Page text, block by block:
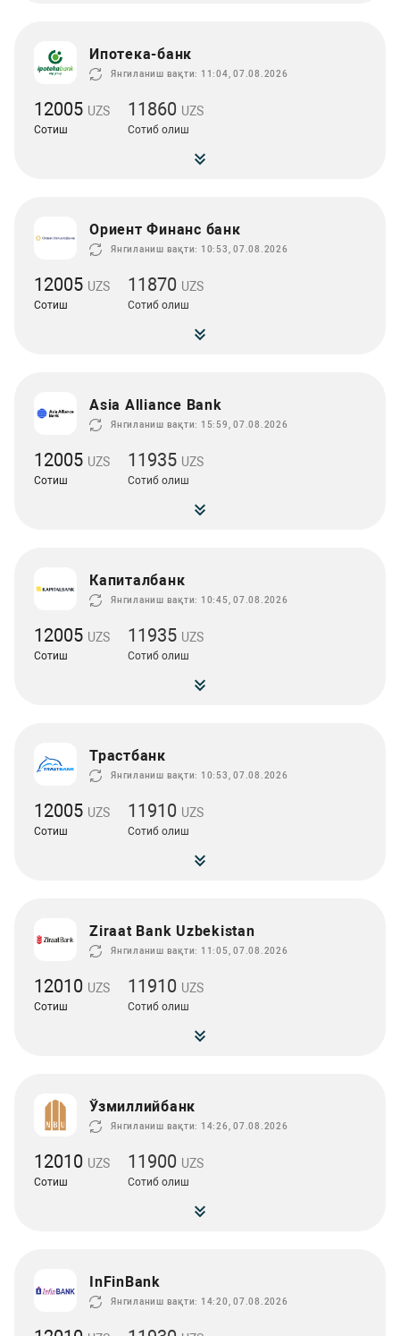
Ипотека-банк
Янгиланиш вақти: 11:04, 07.08.2026
12005 UZS
Сотиш
11860 UZS
Сотиб олиш
Ориент Финанс банк
Янгиланиш вақти: 10:53, 07.08.2026
12005 UZS
Сотиш
11870 UZS
Сотиб олиш
Asia Alliance Bank
Янгиланиш вақти: 15:59, 07.08.2026
12005 UZS
Сотиш
11935 UZS
Сотиб олиш
Капиталбанк
Янгиланиш вақти: 10:45, 07.08.2026
12005 UZS
Сотиш
11935 UZS
Сотиб олиш
Трастбанк
Янгиланиш вақти: 10:53, 07.08.2026
12005 UZS
Сотиш
11910 UZS
Сотиб олиш
Ziraat Bank Uzbekistan
Янгиланиш вақти: 11:05, 07.08.2026
12010 UZS
Сотиш
11910 UZS
Сотиб олиш
Ўзмиллийбанк
Янгиланиш вақти: 14:26, 07.08.2026
12010 UZS
Сотиш
11900 UZS
Сотиб олиш
InFinBank
Янгиланиш вақти: 14:20, 07.08.2026